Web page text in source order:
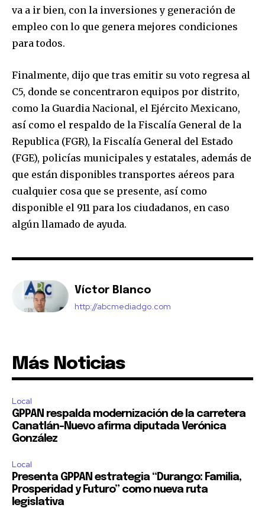
va a ir bien, con la inversiones y generación de
empleo con lo que genera mejores condiciones
para todos.
Finalmente, dijo que tras emitir su voto regresa al
C5, donde se concentraron equipos por distrito,
como la Guardia Nacional, el Ejército Mexicano,
así como el respaldo de la Fiscalía General de la
Republica (FGR), la Fiscalía General del Estado
(FGE), policías municipales y estatales, además de
que están disponibles transportes aéreos para
cualquier cosa que se presente, así como
disponible el 911 para los ciudadanos, en caso
algún llamado de ayuda.
Víctor Blanco
http://abcmediadgo.com
Más Noticias
Local
GPPAN respalda modernización de la carretera
Canatlán–Nuevo afirma diputada Verónica
González
Local
Presenta GPPAN estrategia “Durango: Familia,
Prosperidad y Futuro” como nueva ruta
legislativa